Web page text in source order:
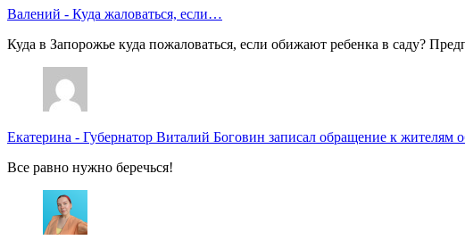
Валений - Куда жаловаться, если…
Куда в Запорожье куда пожаловаться, если обижают ребенка в саду?
Екатерина - Губернатор Виталий Боговин записал обращение к жителям
Все равно нужно беречься!